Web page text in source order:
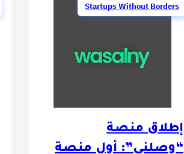
Startups Without Borders
إطلاق منصة
“وصلني”: أول منصة